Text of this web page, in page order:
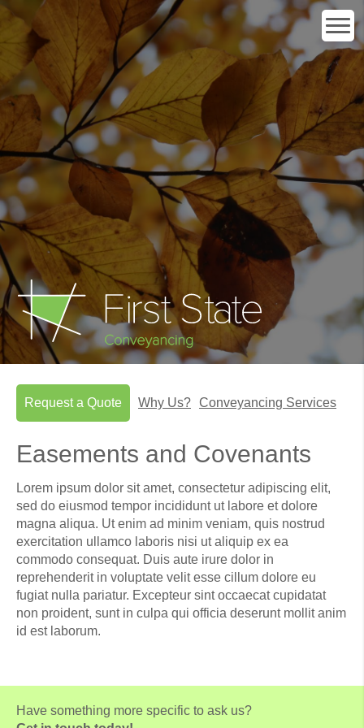
Request a Quote Why Us? Conveyancing Services
Easements and Covenants
Lorem ipsum dolor sit amet, consectetur adipiscing elit,
sed do eiusmod tempor incididunt ut labore et dolore
magna aliqua. Ut enim ad minim veniam, quis nostrud
exercitation ullamco laboris nisi ut aliquip ex ea
commodo consequat. Duis aute irure dolor in
reprehenderit in voluptate velit esse cillum dolore eu
fugiat nulla pariatur. Excepteur sint occaecat cupidatat
non proident, sunt in culpa qui officia deserunt mollit anim
id est laborum.
Have something more specific to ask us?